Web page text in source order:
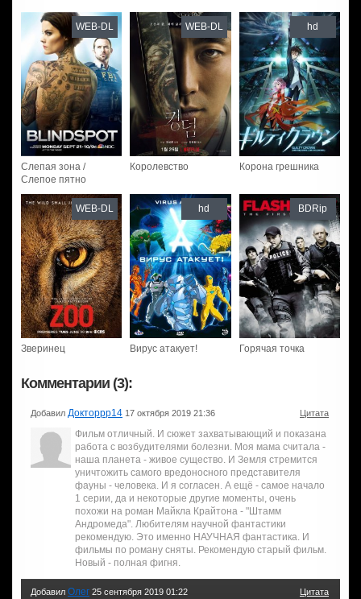
Слепая зона /
Слепое пятно
WEB-DL
Королевство
WEB-DL
Корона грешника
hd
Зверинец
WEB-DL
Вирус атакует!
hd
Горячая точка
BDRip
Комментарии (3):
Добавил Докторрр14 17 октября 2019 21:36 Цитата
Фильм отличный. И сюжет захватывающий и показана
работа с возбудителями болезни. Моя мама считала -
наша планета - живое существо. И Земля стремится
уничтожить самого вредоносного представителя
фауны - человека. И я согласен. А ещё - самое начало
1 серии, да и некоторые другие моменты, очень
похожи на роман Майкла Крайтона - "Штамм
Андромеда". Любителям научной фантастики
рекомендую. Это именно НАУЧНАЯ фантастика. И
фильмы по роману сняты. Рекомендую старый фильм.
Новый - полная фигня.
Добавил Олег 25 сентября 2019 01:22 Цитата